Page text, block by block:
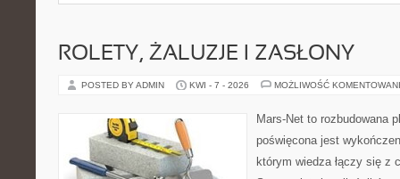
ROLETY, ŻALUZJE I ZASŁONY
POSTED BY ADMIN KWI - 7 - 2026 MOŻLIWOŚĆ
Mars-Net to rozbudowana
poświęcona jest
którym wiedza łączy się z